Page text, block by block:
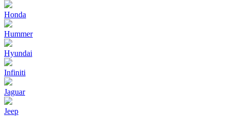
Honda
Hummer
Hyundai
Infiniti
Jaguar
Jeep